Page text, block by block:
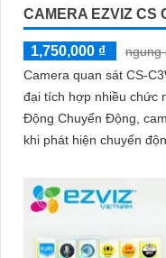
CAMERA EZVIZ CS
1,750,000 ₫
ngung
Camera quan sát CS-
đại tích hợp nhiều chức năng cao
Động Chuyển Động,
khi phát hiện chuyển